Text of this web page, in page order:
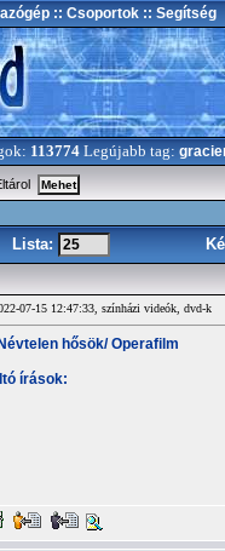
:: Csoportok :: Segítség
113774 Legújabb tag:
Lista:
07-15 12:47:33, színházi videók, dvd-k
hősök/ Operafilm
írások: